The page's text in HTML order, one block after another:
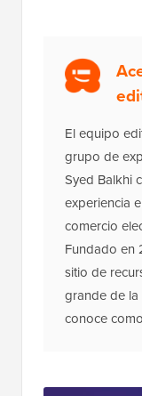
El equipo
grupo de
Syed Balkhi
experiencia
comercio
Fundado en
sitio de
grande de
conoce